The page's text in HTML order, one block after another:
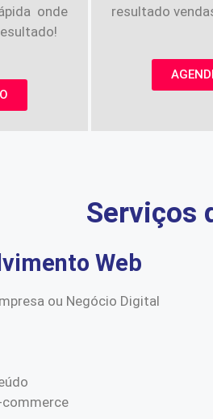
onde
resultado
Serviços
Web
ou Negócio Digital
commerce